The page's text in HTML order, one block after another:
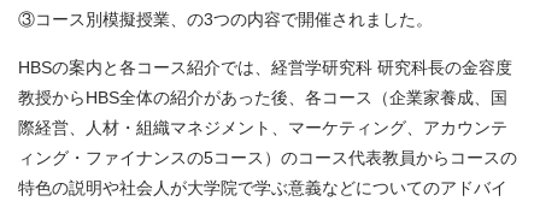
③コース別模擬授業、の3つの内容で開催されました。
HBSの案内と各コース紹介では、経営学研究科 研究科長の金容度
教授からHBS全体の紹介があった後、各コース（企業家養成、国
際経営、人材・組織マネジメント、マーケティング、アカウンテ
ィング・ファイナンスの5コース）のコース代表教員からコースの
特色の説明や社会人が大学院で学ぶ意義などについてのアドバイ